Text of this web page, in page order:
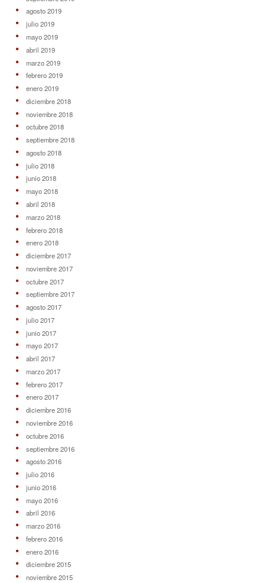
agosto 2019
julio 2019
mayo 2019
abril 2019
marzo 2019
febrero 2019
enero 2019
diciembre 2018
noviembre 2018
octubre 2018
septiembre 2018
agosto 2018
julio 2018
junio 2018
mayo 2018
abril 2018
marzo 2018
febrero 2018
enero 2018
diciembre 2017
noviembre 2017
octubre 2017
septiembre 2017
agosto 2017
julio 2017
junio 2017
mayo 2017
abril 2017
marzo 2017
febrero 2017
enero 2017
diciembre 2016
noviembre 2016
octubre 2016
septiembre 2016
agosto 2016
julio 2016
junio 2016
mayo 2016
abril 2016
marzo 2016
febrero 2016
enero 2016
diciembre 2015
noviembre 2015